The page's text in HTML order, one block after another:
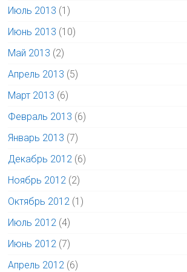
Июль 2013 (1)
Июнь 2013 (10)
Май 2013 (2)
Апрель 2013 (5)
Март 2013 (6)
Февраль 2013 (6)
Январь 2013 (7)
Декабрь 2012 (6)
Ноябрь 2012 (2)
Октябрь 2012 (1)
Июль 2012 (4)
Июнь 2012 (7)
Апрель 2012 (6)